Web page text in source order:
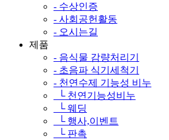
- 수상인증
- 사회공헌활동
- 오시는길
제품
- 음식물 감량처리기
- 초음파 식기세척기
- 천연수제 기능성 비누
└ 천연기능성비누
└ 웨딩
└ 행사,이벤트
└ 판촉